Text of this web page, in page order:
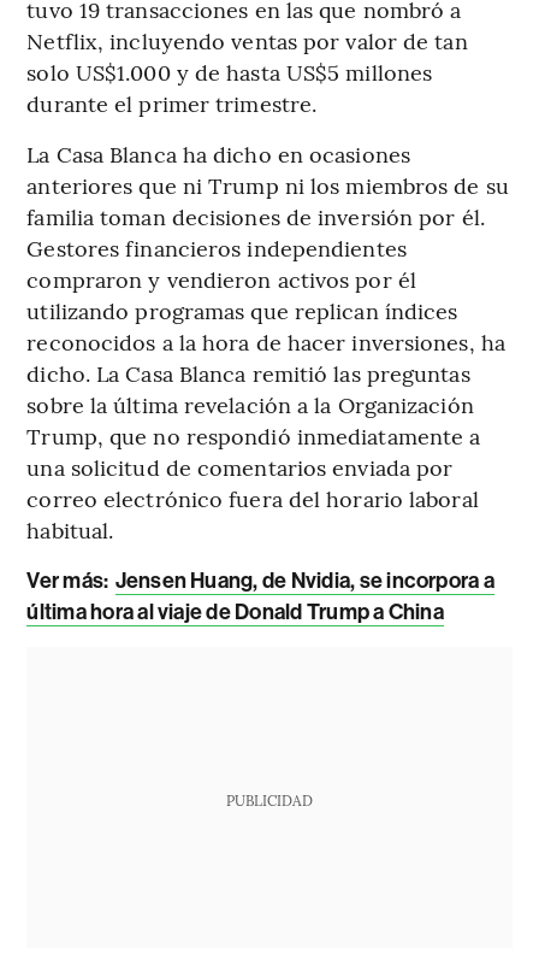
tuvo 19 transacciones en las que nombró a
Netflix, incluyendo ventas por valor de tan
solo US$1.000 y de hasta US$5 millones
durante el primer trimestre.
La Casa Blanca ha dicho en ocasiones
anteriores que ni Trump ni los miembros de su
familia toman decisiones de inversión por él.
Gestores financieros independientes
compraron y vendieron activos por él
utilizando programas que replican índices
reconocidos a la hora de hacer inversiones, ha
dicho. La Casa Blanca remitió las preguntas
sobre la última revelación a la Organización
Trump, que no respondió inmediatamente a
una solicitud de comentarios enviada por
correo electrónico fuera del horario laboral
habitual.
Ver más: Jensen Huang, de Nvidia, se incorpora a
última hora al viaje de Donald Trump a China
PUBLICIDAD